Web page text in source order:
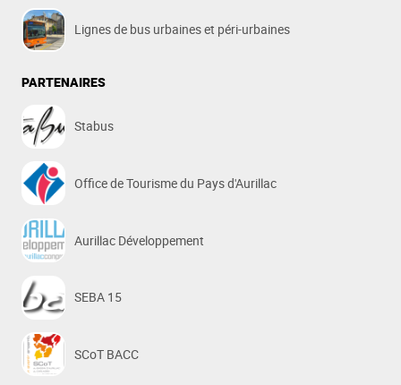
Lignes de bus urbaines et péri-urbaines
PARTENAIRES
Stabus
Office de Tourisme du Pays d'Aurillac
Aurillac Développement
SEBA 15
SCoT BACC